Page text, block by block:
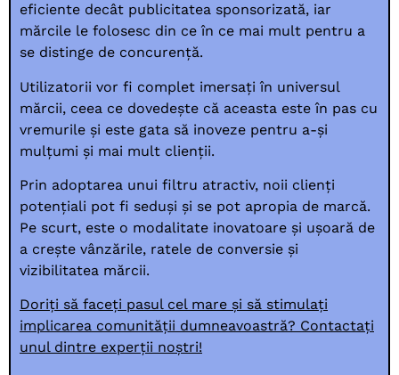
eficiente decât publicitatea sponsorizată, iar
mărcile le folosesc din ce în ce mai mult pentru a
se distinge de concurență.
Utilizatorii vor fi complet imersați în universul
mărcii, ceea ce dovedește că aceasta este în pas cu
vremurile și este gata să inoveze pentru a-și
mulțumi și mai mult clienții.
Prin adoptarea unui filtru atractiv, noii clienți
potențiali pot fi seduși și se pot apropia de marcă.
Pe scurt, este o modalitate inovatoare și ușoară de
a crește vânzările, ratele de conversie și
vizibilitatea mărcii.
Doriți să faceți pasul cel mare și să stimulați
implicarea comunității dumneavoastră? Contactați
unul dintre experții noștri!